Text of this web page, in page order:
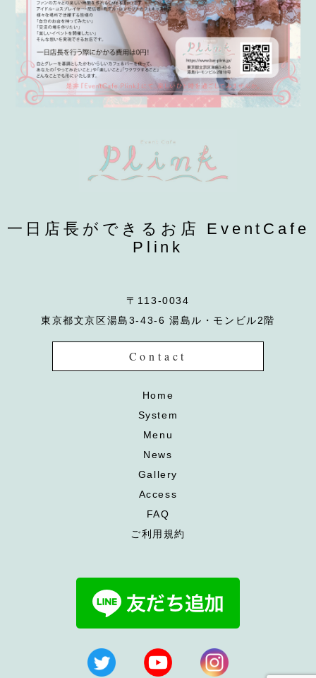
一日店長ができるお店 EventCafe
Plink
〒113-0034
東京都文京区湯島3-43-6 湯島ル・モンビル2階
Contact
Home
System
Menu
News
Gallery
Access
FAQ
ご利用規約